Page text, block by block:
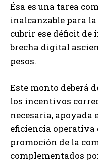
Ésa es una tarea
inalcanzable para
cubrir ese déficit
brecha digital
pesos.
Este monto deberá
los incentivos
necesaria, apoyada
eficiencia operativa
promoción de la
complementados